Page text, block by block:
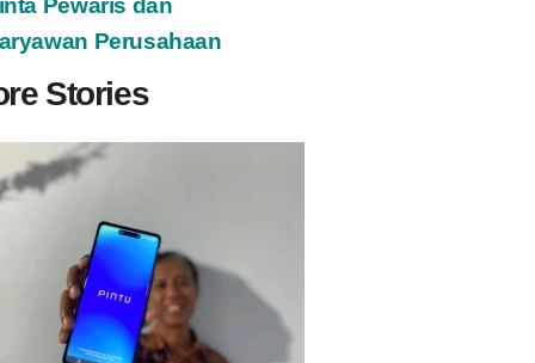
Pewaris dan
Perusahaan
Stories